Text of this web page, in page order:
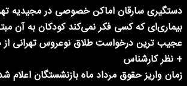
دستگیری سارقان اماکن خصوصی در مجیدیه
بیماری‌ای که کسی فکر نمی‌کند کودکان به آن
عجیب ترین درخواست طلاق نوعروس تهرانی از
+ نظر کارشناس
زمان واریز حقوق مرداد ماه بازنشستگان اعلام